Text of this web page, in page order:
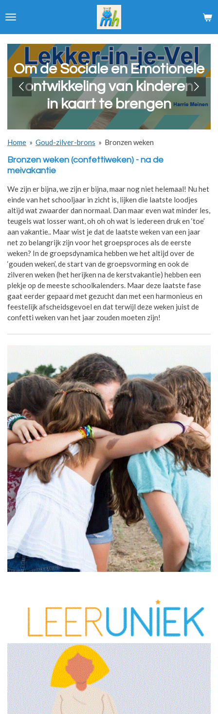
direct
hoofdinhoud
Om de Sociale en Emotionele
ontwikkeling van kinderen
in kaart te brengen
Home » Goud-zilver-brons » Bronzen weken
Bronzen weken (confettiweken) - na de
meivakantie
We zijn er bijna, we zijn er bijna, maar nog niet helemaal! Nu het
einde van het schooljaar in zicht is, lijken die laatste loodjes
altijd wat zwaarder dan normaal. Dan maar even wat minder les,
teugels wat losser want, oh oh oh wat is iedereen druk en ‘toe’
aan vakantie.. Maar wist je dat de laatste weken van een jaar
net zo belangrijk zijn voor het groepsproces als de eerste
weken? In de groepsdynamica hebben we het altijd over de
‘gouden weken’, de start van de groepsvorming en ook de
zilveren weken (het herijken na de kerstvakantie) hebben een
plekje op de meeste schoolkalenders. Maar deze laatste fase
gaat eerder gepaard met gezucht dan met een harmonieus en
feestelijk afscheidsgevoel en dat terwijl deze weken juist de
confetti weken van het jaar zouden moeten zijn!